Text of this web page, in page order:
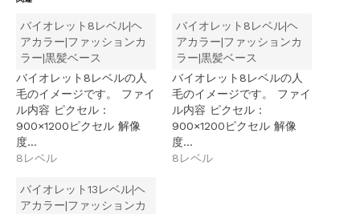
バイオレット8レベル|ヘ
アカラー|ファッションカ
ラー|黒髪ベース
バイオレット8レベルの人
毛のイメージです。 ファイ
ル内容 ピクセル：
900×1200ピクセル 解像
度…
8レベル
バイオレット8レベル|ヘ
アカラー|ファッションカ
ラー|黒髪ベース
バイオレット8レベルの人
毛のイメージです。 ファイ
ル内容 ピクセル：
900×1200ピクセル 解像
度…
8レベル
バイオレット13レベル|ヘ
アカラー|ファッションカ